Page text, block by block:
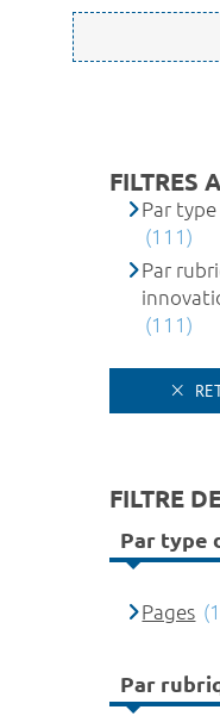
FILTRES
Par
(111)
Par
(111)
FILTRE
Par type
Pages
Par